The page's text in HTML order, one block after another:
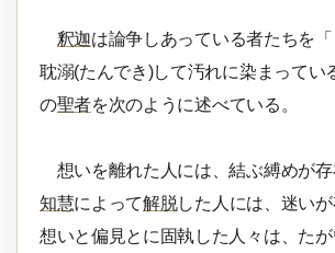
釈迦は論争しあっている者たちを
耽溺(たんでき)して汚れに染まってい
の聖者を次のように述べている。
想いを離れた人には、結ぶ縛めが存
知慧によって解脱した人には、迷いが
想いと偏見とに固執した人々は、た